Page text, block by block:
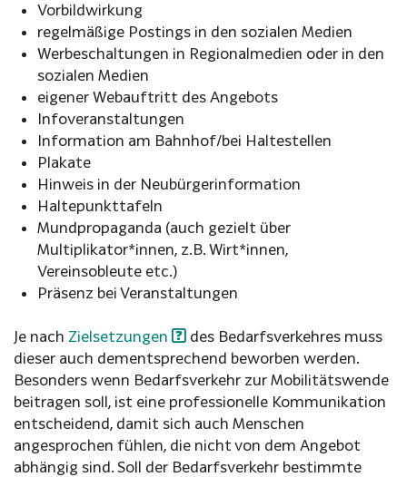
Vorbildwirkung
regelmäßige Postings in den sozialen Medien
Werbeschaltungen in Regionalmedien oder in den
sozialen Medien
eigener Webauftritt des Angebots
Infoveranstaltungen
Information am Bahnhof/bei Haltestellen
Plakate
Hinweis in der Neubürgerinformation
Haltepunkttafeln
Mundpropaganda (auch gezielt über
Multiplikator*innen, z.B. Wirt*innen,
Vereinsobleute etc.)
Präsenz bei Veranstaltungen
Je nach Zielsetzungen
des Bedarfsverkehres muss
dieser auch dementsprechend beworben werden.
Besonders wenn Bedarfsverkehr zur Mobilitätswende
beitragen soll, ist eine professionelle Kommunikation
entscheidend, damit sich auch Menschen
angesprochen fühlen, die nicht von dem Angebot
abhängig sind. Soll der Bedarfsverkehr bestimmte